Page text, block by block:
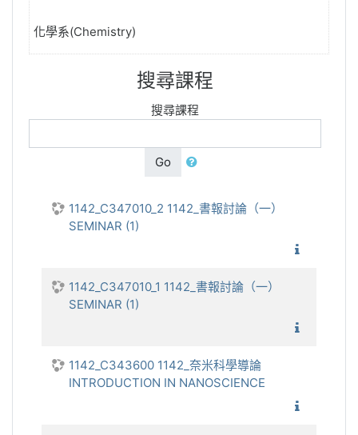
化學系(Chemistry)
搜尋課程
搜尋課程
Go
1142_C347010_2 1142_書報討論（一）
SEMINAR (1)
1142_C347010_1 1142_書報討論（一）
SEMINAR (1)
1142_C343600 1142_奈米科學導論
INTRODUCTION IN NANOSCIENCE